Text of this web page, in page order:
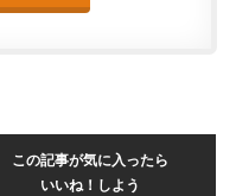
この記事が気に入ったら
いいね！しよう